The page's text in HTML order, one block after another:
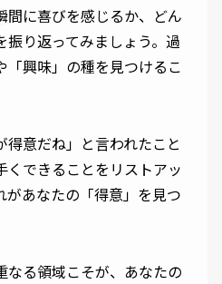
間に喜びを感じるか、どん
り返ってみましょう。過
興味」の種を見つけるこ
意だね」と言われたこと
できることをリストアッ
があなたの「得意」を見つ
なる領域こそが、あなたの